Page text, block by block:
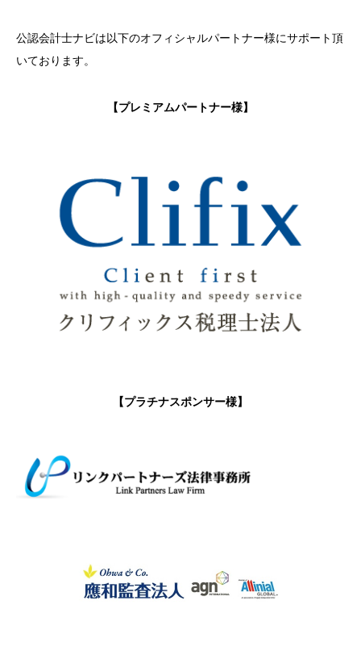
公認会計士ナビは以下のオフィシャルパートナー様にサポート頂
いております。
【プレミアムパートナー様】
【プラチナスポンサー様】